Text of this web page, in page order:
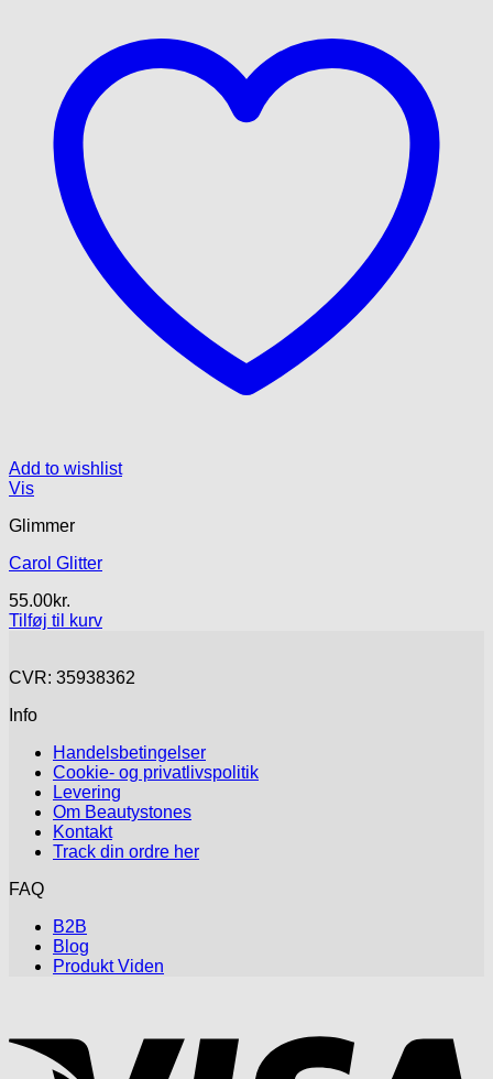
Add to wishlist
Vis
Glimmer
Carol Glitter
55.00kr.
Tilføj til kurv
CVR: 35938362
Info
Handelsbetingelser
Cookie- og privatlivspolitik
Levering
Om Beautystones
Kontakt
Track din ordre her
FAQ
B2B
Blog
Produkt Viden